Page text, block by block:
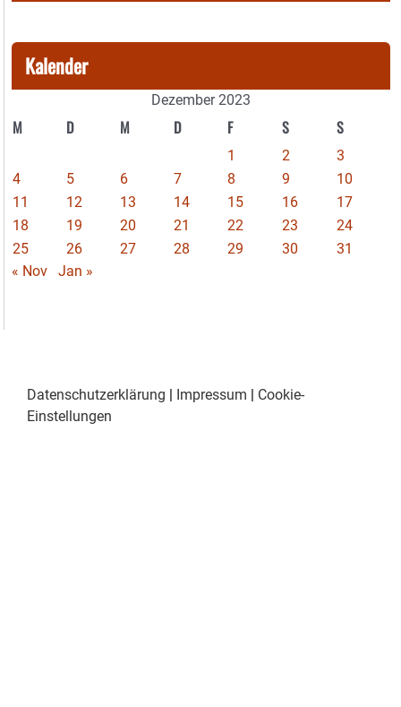
Kalender
Dezember 2023
M D M D F S S
1 2
3
4
5 6 7 8 9
10
11
12 13 14 15 16
17
18
19 20 21 22 23
24
25
26 27 28 29 30
31
« Nov
Jan »
Datenschutzerklärung Impressum
Cookie-
Einstellungen